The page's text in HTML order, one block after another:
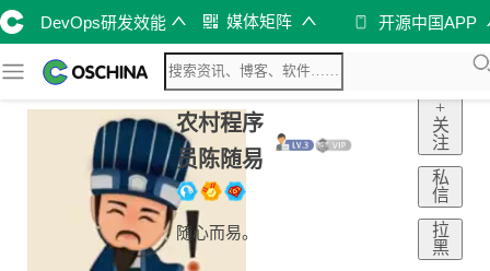
DevOps研发效能 媒体矩阵 开源中国APP
农村程序
员陈随易
随心而易。
+
关
注
私
信
拉
黑